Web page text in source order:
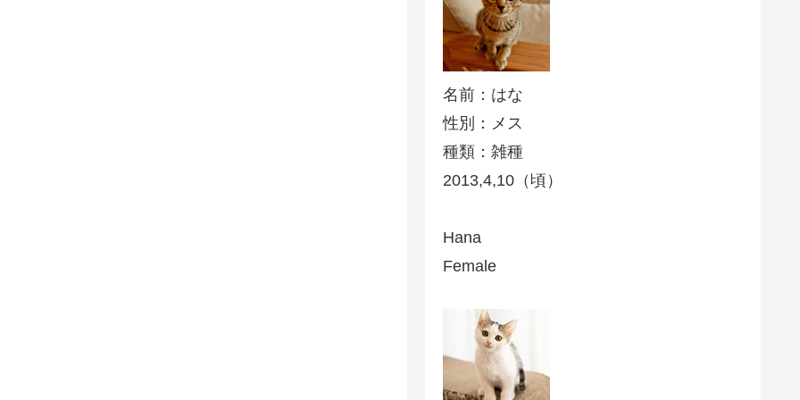
名前：はな
性別：メス
種類：雑種
2013,4,10（頃）
Hana
Female